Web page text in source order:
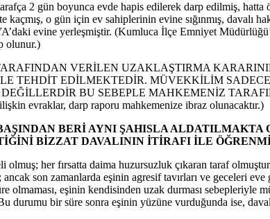
2 gün boyunca evde hapis edilerek darp edilmiş,
o gün için ev sahiplerinin evine sığınmış, davalı
evine yerleşmiştir. (Kumluca İlçe Emniyet
olunur.)
VERİLEN UZAKLAŞTIRMA
TEHDİT EDİLMEKTEDİR. MÜVEKKİLİM
BU SEBEPLE MAHKEMENİZ
evraklar, darp raporu mahkemenize ibraz olunacaktır.)
BERİ AYNI ŞAHISLA ALDATILMAKTA
BİZZAT DAVALININ İTİRAFI İLE
her fırsatta daima huzursuzluk çıkaran taraf
son zamanlarda eşinin agresif tavırları ve geceleri
olmaması, eşinin kendisinden uzak durması
durumu bir süre sonra eşinin yüzüne vurduğunda ise,